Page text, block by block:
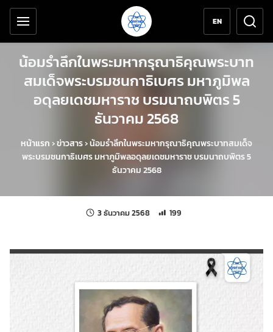
ข้ามไปยังเนื้อหาหลัก
เครื่องมือช่วยเหลือ
EN
น้อมรำลึกในพระมหากรุณาธิคุณพระบาท
สมเด็จพระบรมชนกาธิเบศร มหาภูมิพล
อดุลยเดชมหาราช บรมนาถบพิตร 5
ธันวาคม 2568
หน้าแรก ›ข่าวสาร›น้อมรำลึกในพระมหากรุณาธิคุณพระบาทสมเด็จ
พระบรมชนกาธิเบศร มหาภูมิพลอดุลยเดชมหาราช บรมนาถบพิตร 5
ธันวาคม 2568
3 ธันวาคม 2568 แก้ไขล่าสุดเมื่อ:
จำนวนการเข้าชม 199 ครั้ง
199